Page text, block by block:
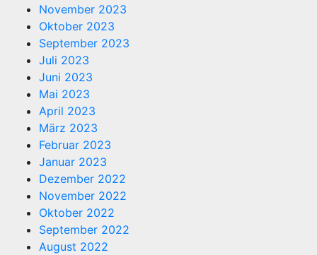
November 2023
Oktober 2023
September 2023
Juli 2023
Juni 2023
Mai 2023
April 2023
März 2023
Februar 2023
Januar 2023
Dezember 2022
November 2022
Oktober 2022
September 2022
August 2022